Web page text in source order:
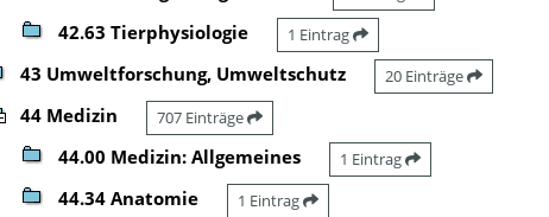
42.63 Tierphysiologie 1 Eintrag
43 Umweltforschung, Umweltschutz 20 Einträge
44 Medizin 707 Einträge
44.00 Medizin: Allgemeines 1 Eintrag
44.34 Anatomie 1 Eintrag